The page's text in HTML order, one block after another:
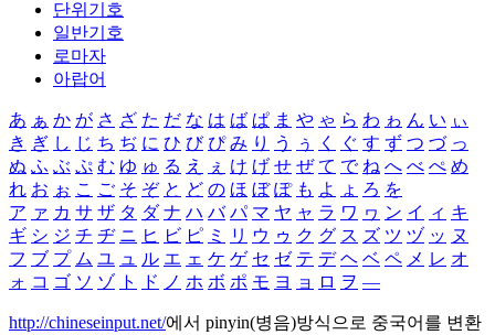
단위기호
일반기호
로마자
아랍어
あ ぁ か が さ ざ た だ な は ば ぱ ま や ゃ ら わ ゎ ん い ぃ
き ぎ し じ ち ぢ に ひ び ぴ み り う ぅ く ぐ す ず つ づ っ
ぬ ふ ぶ ぷ む ゆ ゅ る え ぇ け げ せ ぜ て で ね へ べ ぺ め
れ お ぉ こ ご そ ぞ と ど の ほ ぼ ぽ も よ ょ ろ を
ア ァ カ サ ザ タ ダ ナ ハ バ パ マ ヤ ャ ラ ワ ヮ ン イ ィ キ
ギ シ ジ チ ヂ ニ ヒ ビ ピ ミ リ ウ ゥ ク グ ス ズ ツ ヅ ッ ヌ
フ ブ プ ム ユ ュ ル エ ェ ケ ゲ セ ゼ テ デ ヘ ベ ペ メ レ オ
ォ コ ゴ ソ ゾ ト ド ノ ホ ボ ポ モ ヨ ョ ロ ヲ ―
http://chineseinput.net/에서 pinyin(병음)방식으로 중국어를 변환